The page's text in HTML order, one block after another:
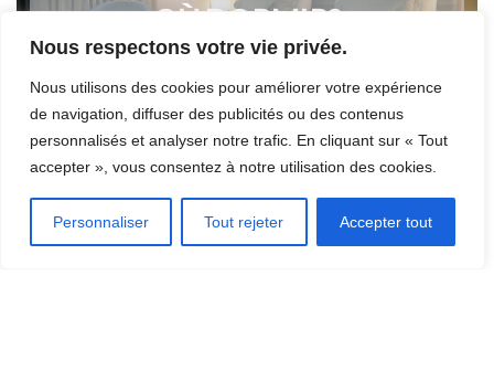
Nous respectons votre vie privée.
Nous utilisons des cookies pour améliorer votre expérience
de navigation, diffuser des publicités ou des contenus
personnalisés et analyser notre trafic. En cliquant sur « Tout
accepter », vous consentez à notre utilisation des cookies.
Personnaliser Tout rejeter Accepter tout
OÙ DORMIR?
INSCRIRE UN ÉVÉNEMENT